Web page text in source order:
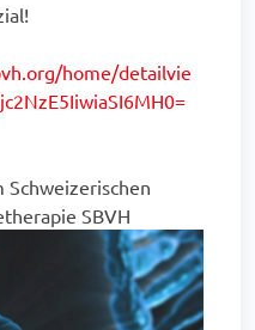
home/detailvie
SBVH